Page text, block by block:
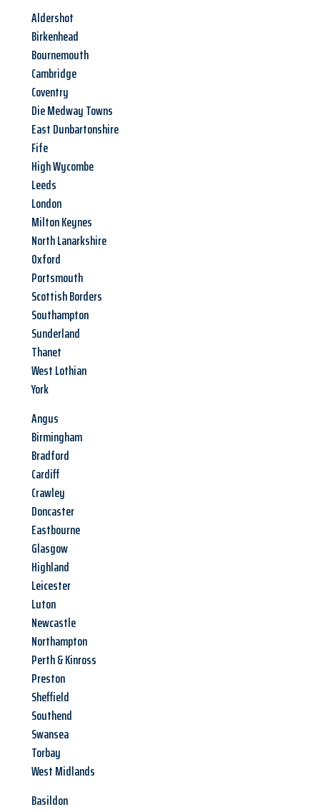
Aldershot
Birkenhead
Bournemouth
Cambridge
Coventry
Die Medway Towns
East Dunbartonshire
Fife
High Wycombe
Leeds
London
Milton Keynes
North Lanarkshire
Oxford
Portsmouth
Scottish Borders
Southampton
Sunderland
Thanet
West Lothian
York
Angus
Birmingham
Bradford
Cardiff
Crawley
Doncaster
Eastbourne
Glasgow
Highland
Leicester
Luton
Newcastle
Northampton
Perth & Kinross
Preston
Sheffield
Southend
Swansea
Torbay
West Midlands
Basildon